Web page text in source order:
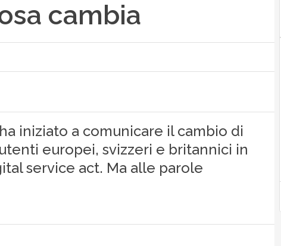
cambia
iniziato a comunicare il cambio di
europei, svizzeri e britannici in
service act. Ma alle parole